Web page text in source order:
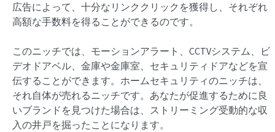
広告によって、十分なリンククリックを獲得し、それぞれ
高額な手数料を得ることができるのです。
このニッチでは、モーションアラート、CCTVシステム、ビ
デオドアベル、金庫や金庫室、セキュリティドアなどを宣
伝することができます。ホームセキュリティのニッチは、
それ自体が売れるニッチです。あなたが促進するために良
いブランドを見つけた場合は、ストリーミング受動的な収
入の井戸を掘ったことになります。